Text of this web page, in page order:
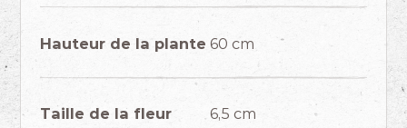
Hauteur de la plante 60 cm
Taille de la fleur 6,5 cm